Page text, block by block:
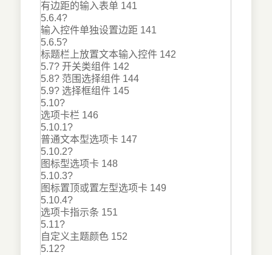
有边距的输入表单 141
5.6.4?
输入控件单独设置边距 141
5.6.5?
标题栏上放置文本输入控件 142
5.7? 开关类组件 142
5.8? 范围选择组件 144
5.9? 选择框组件 145
5.10?
选项卡栏 146
5.10.1?
普通文本型选项卡 147
5.10.2?
图标型选项卡 148
5.10.3?
图标置顶或置左型选项卡 149
5.10.4?
选项卡指示条 151
5.11?
自定义主题颜色 152
5.12?